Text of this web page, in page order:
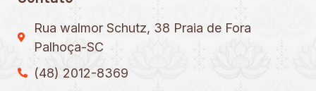
Rua walmor Schutz, 38 Praia de Fora
Palhoça-SC
(48) 2012-8369